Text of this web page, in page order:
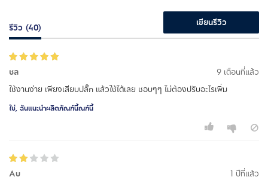
รีวิว (40) เขียนรีวิว
ชล
9 เดือนที่แล้ว
ใช้งานง่าย เพียงเสียบปลั๊ก แล้วใช้ได้เลย ชอบๆๆ ไม่ต้องปรับอะไรเพิ่ม
ใช่, ฉันแนะนำผลิตภัณฑ์นี้ณฑ์นี้
Au
1 ปีที่แล้ว